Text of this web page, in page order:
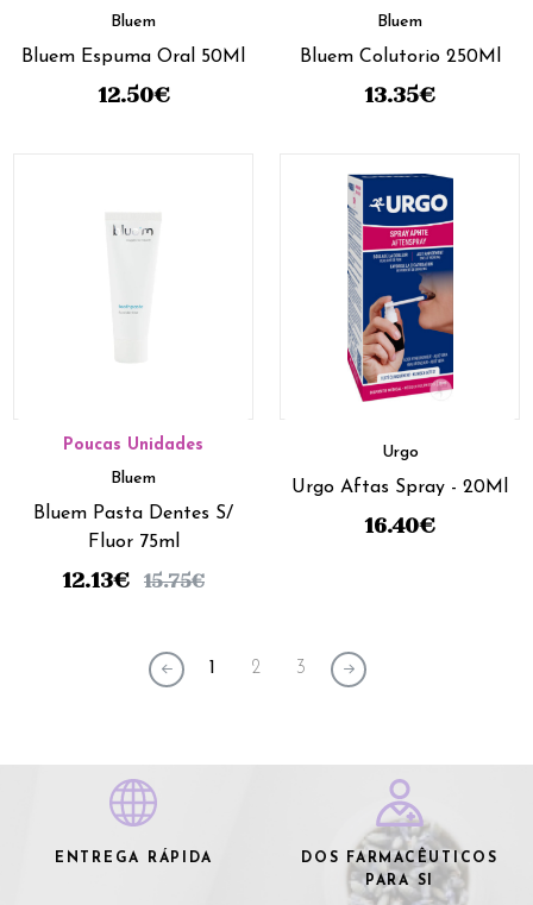
Bluem
Bluem Espuma Oral 50Ml
12.50€
Bluem
Bluem Colutorio 250Ml
13.35€
Poucas Unidades
Bluem
Bluem Pasta Dentes S/
Fluor 75ml
12.13€ 15.75€
Urgo
Urgo Aftas Spray - 20Ml
16.40€
1 2 3
ENTREGA RÁPIDA
DOS FARMACÊUTICOS
PARA SI